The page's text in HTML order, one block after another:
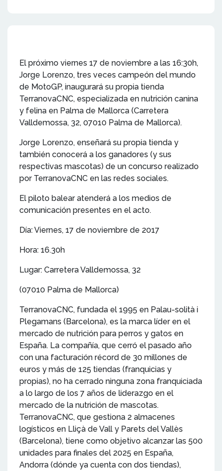
El próximo viernes 17 de noviembre a las 16:30h,
Jorge Lorenzo, tres veces campeón del mundo
de MotoGP, inaugurará su propia tienda
TerranovaCNC, especializada en nutrición canina
y felina en Palma de Mallorca (Carretera
Valldemossa, 32, 07010 Palma de Mallorca).
Jorge Lorenzo, enseñará su propia tienda y
también conocerá a los ganadores (y sus
respectivas mascotas) de un concurso realizado
por TerranovaCNC en las redes sociales.
El piloto balear atenderá a los medios de
comunicación presentes en el acto.
Día: Viernes, 17 de noviembre de 2017
Hora: 16.30h
Lugar: Carretera Valldemossa, 32
(07010 Palma de Mallorca)
TerranovaCNC, fundada el 1995 en Palau-solità i
Plegamans (Barcelona), es la marca líder en el
mercado de nutrición para perros y gatos en
España. La compañía, que cerró el pasado año
con una facturación récord de 30 millones de
euros y más de 125 tiendas (franquicias y
propias), no ha cerrado ninguna zona franquiciada
a lo largo de los 7 años de liderazgo en el
mercado de la nutrición de mascotas.
TerranovaCNC, que gestiona 2 almacenes
logísticos en Lliçà de Vall y Parets del Vallès
(Barcelona), tiene como objetivo alcanzar las 500
unidades para finales del 2025 en España,
Andorra (dónde ya cuenta con dos tiendas),